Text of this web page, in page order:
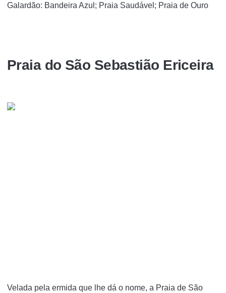
Galardão: Bandeira Azul; Praia Saudável; Praia de Ouro
Praia do São Sebastião Ericeira
Velada pela ermida que lhe dá o nome, a Praia de São